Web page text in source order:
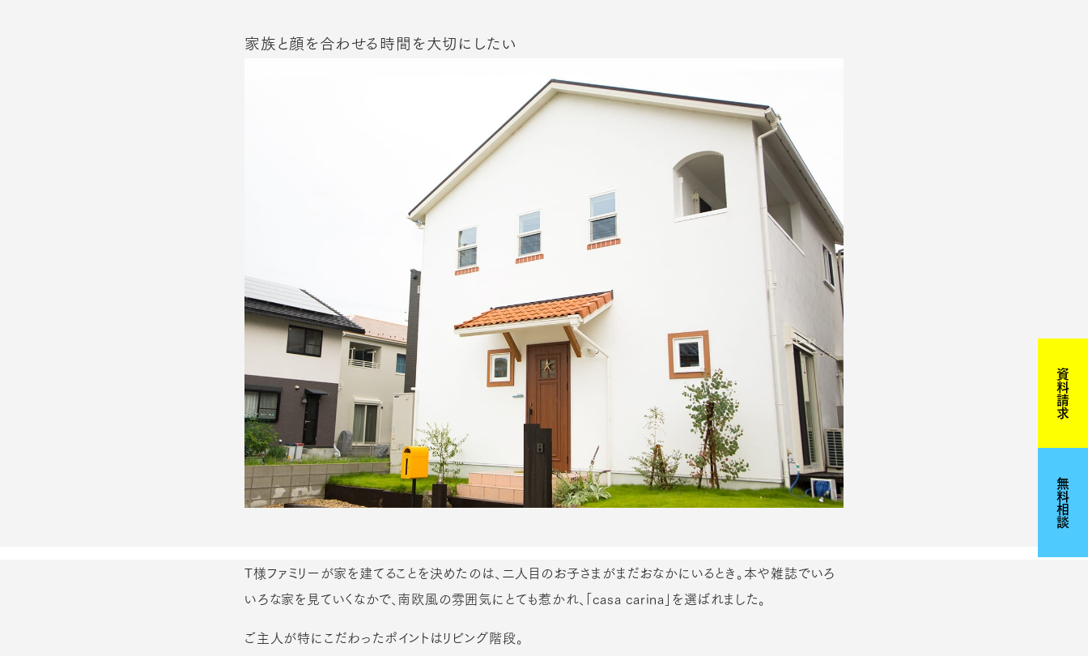
家族と顔を合わせる時間を大切にしたい
T様ファミリーが家を建てることを決めたのは、二人目のお子さまがまだおなかにいるとき。本や雑誌でいろ
いろな家を見ていくなかで、南欧風の雰囲気にとても惹かれ、「casa carina」を選ばれました。
ご主人が特にこだわったポイントはリビング階段。
資料請求
無料相談